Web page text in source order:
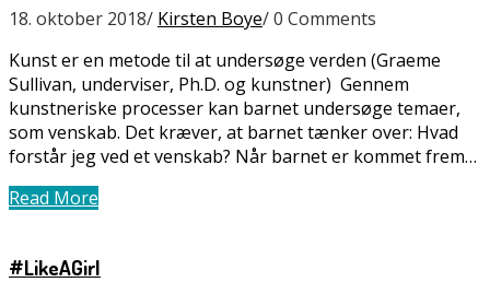
18. oktober 2018/ Kirsten Boye/0 Comments
Kunst er en metode til at undersøge verden (Graeme
Sullivan, underviser, Ph.D. og kunstner) Gennem
kunstneriske processer kan barnet undersøge temaer,
som venskab. Det kræver, at barnet tænker over: Hvad
forstår jeg ved et venskab? Når barnet er kommet frem…
Read More
#LikeAGirl